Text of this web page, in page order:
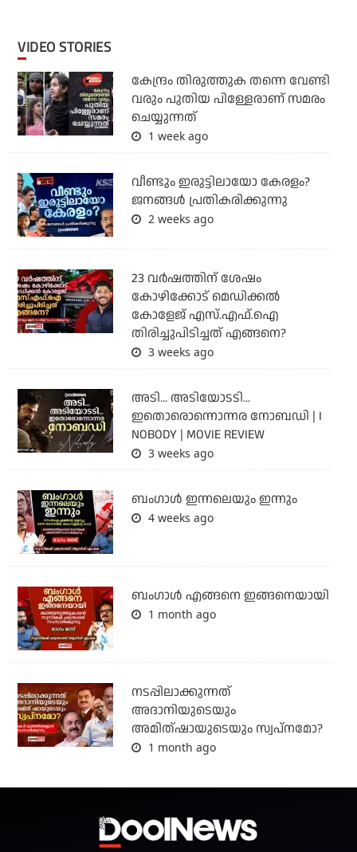
VIDEO STORIES
കേന്ദ്രം തിരുത്തുക തന്നെ വേണ്ടി
വരും പുതിയ പിള്ളേരാണ് സമരം
ചെയ്യുന്നത്
1 week ago
വീണ്ടും ഇരുട്ടിലായോ കേരളം?
ജനങ്ങൾ പ്രതികരിക്കുന്നു
2 weeks ago
23 വർഷത്തിന് ശേഷം
കോഴിക്കോട് മെഡിക്കൽ
കോളേജ് എസ്.എഫ്.ഐ
തിരിച്ചുപിടിച്ചത് എങ്ങനെ?
3 weeks ago
അടി... അടിയോടടി...
ഇതൊരൊന്നൊന്നര നോബഡി | I
NOBODY | MOVIE REVIEW
3 weeks ago
ബംഗാള്‍ ഇന്നലെയും ഇന്നും
4 weeks ago
ബം​ഗാൾ എങ്ങനെ ഇങ്ങനെയായി
1 month ago
നടപ്പിലാക്കുന്നത്
അദാനിയുടെയും
അമിത്ഷായുടെയും സ്വപ്നമോ?
1 month ago